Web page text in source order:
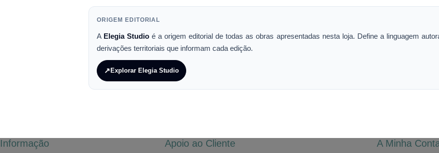
ORIGEM EDITORIAL
A Elegia Studio é a origem editorial de todas as obras apresentadas nesta loja. Define a linguagem
derivações territoriais que informam cada edição.
↗ Explorar Elegia Studio
Informação Apoio ao Cliente A Minha